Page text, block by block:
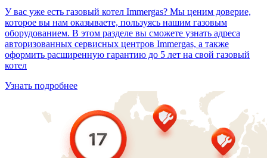
У вас уже есть газовый котел Immergas? Мы ценим доверие,
которое вы нам оказываете, пользуясь нашим газовым
оборудованием. В этом разделе вы сможете узнать адреса
авторизованных сервисных центров Immergas, а также
оформить расширенную гарантию до 5 лет на свой газовый
котел
Узнать подробнее